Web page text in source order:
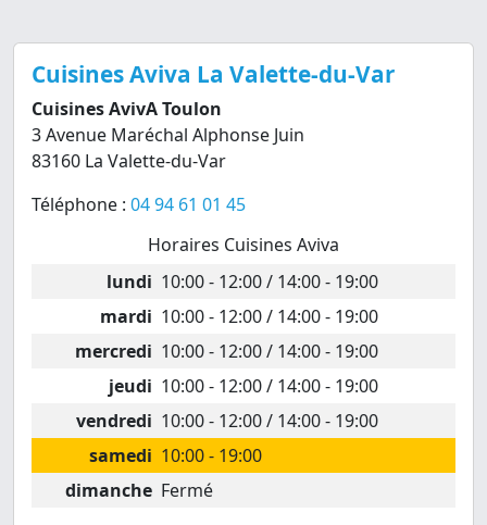
Cuisines Aviva La Valette-du-Var
Cuisines AvivA Toulon
3 Avenue Maréchal Alphonse Juin
83160 La Valette-du-Var
Téléphone : 04 94 61 01 45
Horaires Cuisines Aviva
lundi 10:00 - 12:00 / 14:00 - 19:00
mardi 10:00 - 12:00 / 14:00 - 19:00
mercredi 10:00 - 12:00 / 14:00 - 19:00
jeudi 10:00 - 12:00 / 14:00 - 19:00
vendredi 10:00 - 12:00 / 14:00 - 19:00
samedi 10:00 - 19:00
dimanche Fermé